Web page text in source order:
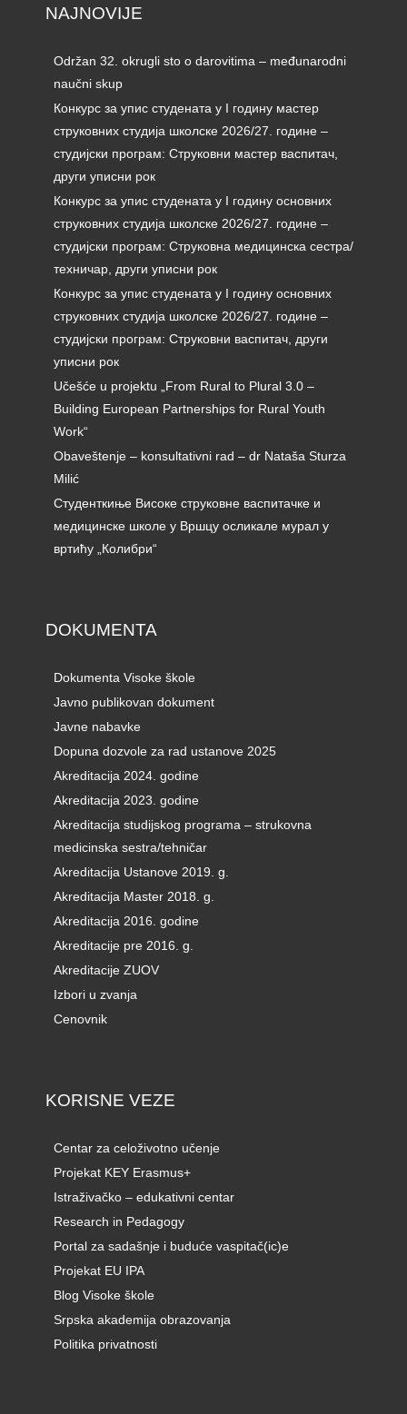
NAJNOVIJE
Održan 32. okrugli sto o darovitima – međunarodni
naučni skup
Конкурс за упис студената у I годину мастер
струковних студија школске 2026/27. године –
студијски програм: Струковни мастер васпитач,
други уписни рок
Конкурс за упис студената у I годину основних
струковних студија школске 2026/27. године –
студијски програм: Струковна медицинска сестра/
техничар, други уписни рок
Конкурс за упис студената у I годину основних
струковних студија школске 2026/27. године –
студијски програм: Струковни васпитач, други
уписни рок
Učešće u projektu „From Rural to Plural 3.0 –
Building European Partnerships for Rural Youth
Work“
Obaveštenje – konsultativni rad – dr Nataša Sturza
Milić
Студенткиње Високе струковне васпитачке и
медицинске школе у Вршцу осликале мурал у
вртићу „Колибри“
DOKUMENTA
Dokumenta Visoke škole
Javno publikovan dokument
Javne nabavke
Dopuna dozvole za rad ustanove 2025
Akreditacija 2024. godine
Akreditacija 2023. godine
Akreditacija studijskog programa – strukovna
medicinska sestra/tehničar
Akreditacija Ustanove 2019. g.
Akreditacija Master 2018. g.
Akreditacija 2016. godine
Akreditacije pre 2016. g.
Akreditacije ZUOV
Izbori u zvanja
Cenovnik
KORISNE VEZE
Centar za celoživotno učenje
Projekat KEY Erasmus+
Istraživačko – edukativni centar
Research in Pedagogy
Portal za sadašnje i buduće vaspitač(ic)e
Projekat EU IPA
Blog Visoke škole
Srpska akademija obrazovanja
Politika privatnosti